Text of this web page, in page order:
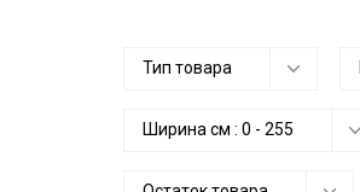
Тип товара
Ширина см : 0 - 255